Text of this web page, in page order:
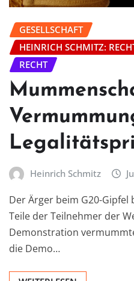
GESELLSCHAFT
HEINRICH SCHMITZ:
RECHT
Heinrich Schmitz
Der Ärger beim G20-Gipfel
Teile der Teilnehmer der
Demonstration
die Demo…